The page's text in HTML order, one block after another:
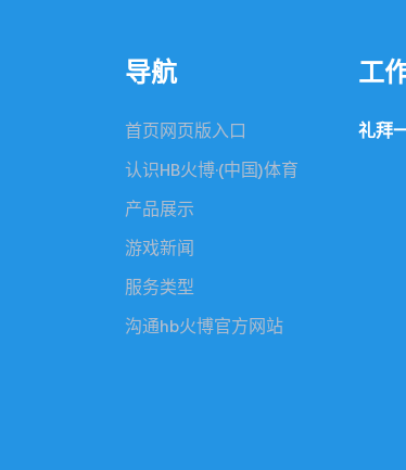
导航
首页网页版入口
认识HB火博·(中国)体育
产品展示
游戏新闻
服务类型
沟通hb火博官方网站
工
礼拜